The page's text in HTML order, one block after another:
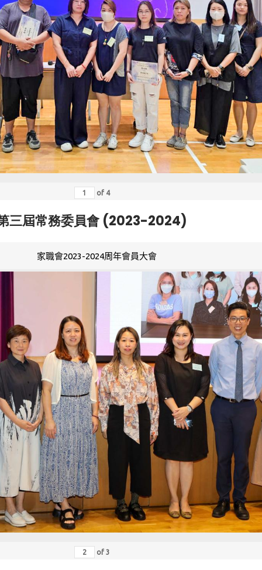
of 4
三屆常務委員會 (2023-2024)
家職會2023-2024周年會員大會
of 3